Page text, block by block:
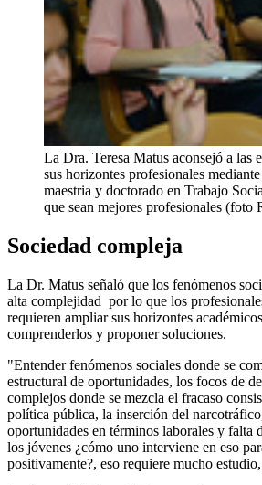
La Dra. Teresa Matus aconsejó a las
sus horizontes profesionales
maestria y doctorado en Trabajo
que sean mejores profesionales (foto
Sociedad compleja
La Dr. Matus señaló que los fenómenos
alta complejidad por lo que los
requieren ampliar sus horizontes
comprenderlos y proponer soluciones.
"Entender fenómenos sociales donde se
estructural de oportunidades, los focos de
complejos donde se mezcla el fracaso
política pública, la inserción del
oportunidades en términos laborales y falta
los jóvenes ¿cómo uno interviene en eso
positivamente?, eso requiere mucho